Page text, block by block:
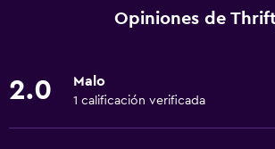
Opiniones de
2.0 Malo
1 calificación verificada